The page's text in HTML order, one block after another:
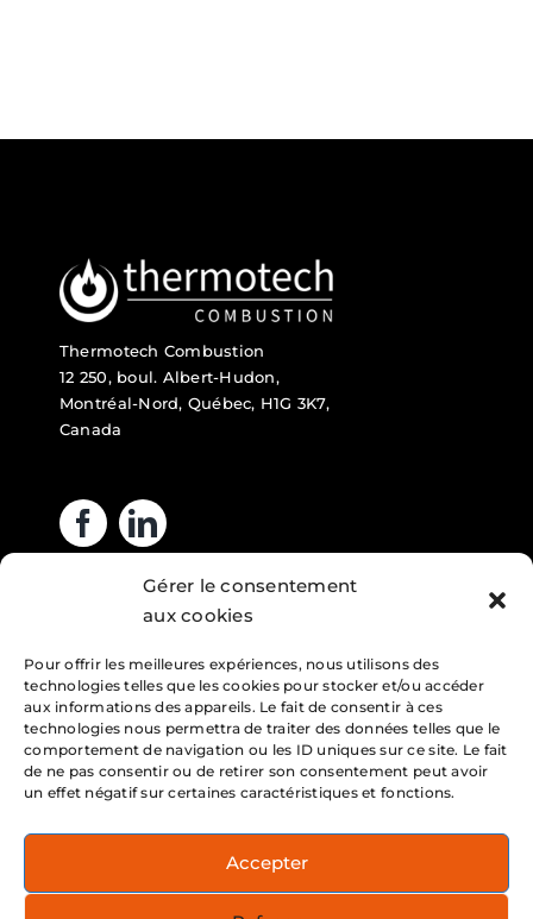
Gérer le consentement
aux cookies
Pour offrir les meilleures expériences, nous utilisons des
technologies telles que les cookies pour stocker et/ou accéder
aux informations des appareils. Le fait de consentir à ces
technologies nous permettra de traiter des données telles que le
comportement de navigation ou les ID uniques sur ce site. Le fait
de ne pas consentir ou de retirer son consentement peut avoir
un effet négatif sur certaines caractéristiques et fonctions.
Accepter
Thermotech Combustion
12 250, boul. Albert-Hudon,
Montréal-Nord, Québec, H1G 3K7,
Canada
Business hours
Monday : 7am – 4pm
Tuesday : 7am – 4pm
Wednesday : 7am – 4pm
Thursday : 7am – 4pm
Service 24h/7 days